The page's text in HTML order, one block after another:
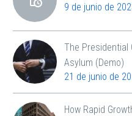
9 de junio de
The Presidential
Asylum (Demo)
21 de junio de
How Rapid